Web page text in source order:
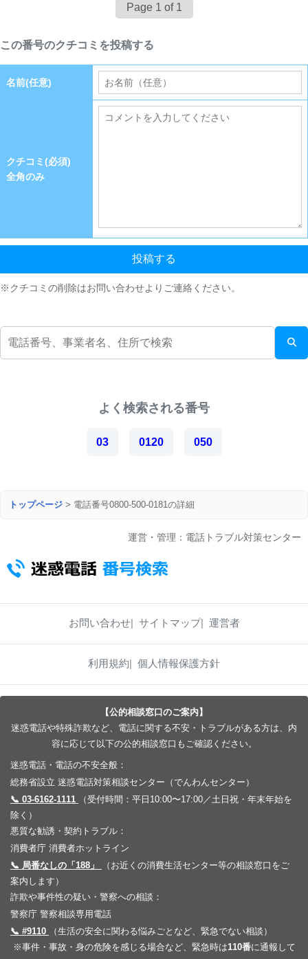
Page 1 of 1
この番号のクチコミを投稿する
名前(任意)
クチコミ(必須)
全角のみ
投稿する
※クチコミの削除はお問い合わせよりご連絡ください。
よく検索される番号
03 0120 050
トップページ > 電話番号0800-500-0181の詳細
運営・管理：電話トラブル対策センター
お問い合わせ サイトマップ 運営者
利用規約 個人情報保護方針
【公的相談窓口のご案内】
迷惑電話や特殊詐欺など、電話に関する不安・トラブルがある方は、内
容に応じて以下の公的相談窓口もご確認ください。
迷惑電話・電話の不安全般：
総務省設立 迷惑電話対策相談センター（でんわんセンター）
📞 03-6162-1111
（受付時間：平日10:00〜17:00／土日祝・年末年始を
除く）
悪質な勧誘・契約トラブル：
消費者庁 消費者ホットライン
📞 局番なしの「188」
（お近くの消費生活センター等の相談窓口をご
案内します）
詐欺や事件性の疑い・警察への相談：
警察庁 警察相談専用電話
📞 #9110
（生活の安全に関わる悩みごとなど、緊急でない相談）
※事件・事故・身の危険を感じる場合など、緊急時は110番に通報して